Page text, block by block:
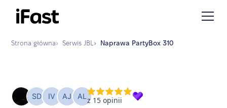
Strona główna› Serwis JBL › Naprawa PartyBox 310